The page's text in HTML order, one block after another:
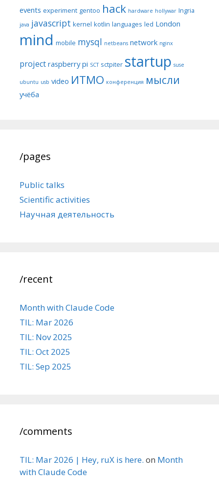
events experiment gentoo hack hardware hollywar Ingria
java javascript kernel kotlin languages led London
mind mobile mysql netbeans network nginx
project raspberry pi SCT sctpiter startup suse
ubuntu usb video ИТМО конференция мысли
учёба
/pages
Public talks
Scientific activities
Научная деятельность
/recent
Month with Claude Code
TIL: Mar 2026
TIL: Nov 2025
TIL: Oct 2025
TIL: Sep 2025
/comments
TIL: Mar 2026 | Hey, ruX is here. on Month
with Claude Code